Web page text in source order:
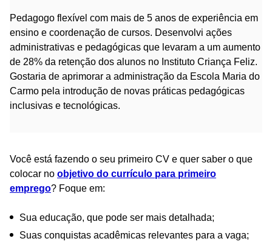
Pedagogo flexível com mais de 5 anos de experiência em
ensino e coordenação de cursos. Desenvolvi ações
administrativas e pedagógicas que levaram a um aumento
de 28% da retenção dos alunos no Instituto Criança Feliz.
Gostaria de aprimorar a administração da Escola Maria do
Carmo pela introdução de novas práticas pedagógicas
inclusivas e tecnológicas.
Você está fazendo o seu primeiro CV e quer saber o que
colocar no objetivo do currículo para primeiro
emprego? Foque em:
Sua educação, que pode ser mais detalhada;
Suas conquistas acadêmicas relevantes para a vaga;